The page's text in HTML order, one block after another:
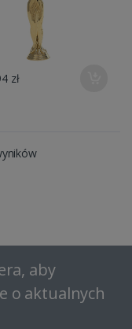
zł
aby
o aktualnych